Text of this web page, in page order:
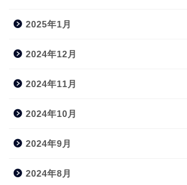
2025年1月
2024年12月
2024年11月
2024年10月
2024年9月
2024年8月